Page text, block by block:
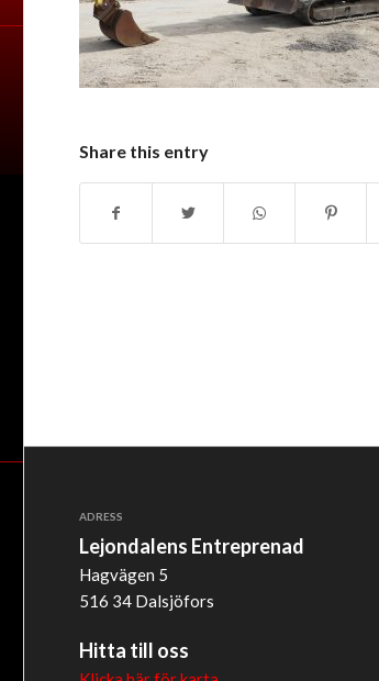
Share this entry
ADRESS
Lejondalens Entreprenad
Hagvägen 5
516 34 Dalsjöfors
Hitta till oss